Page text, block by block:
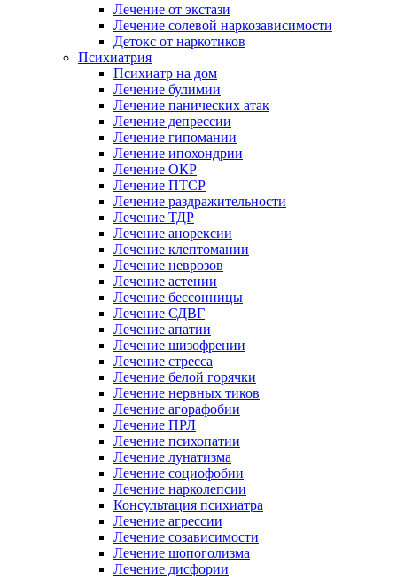
Лечение от экстази
Лечение солевой наркозависимости
Детокс от наркотиков
Психиатрия
Психиатр на дом
Лечение булимии
Лечение панических атак
Лечение депрессии
Лечение гипомании
Лечение ипохондрии
Лечение ОКР
Лечение ПТСР
Лечение раздражительности
Лечение ТДР
Лечение анорексии
Лечение клептомании
Лечение неврозов
Лечение астении
Лечение бессонницы
Лечение СДВГ
Лечение апатии
Лечение шизофрении
Лечение стресса
Лечение белой горячки
Лечение нервных тиков
Лечение агорафобии
Лечение ПРЛ
Лечение психопатии
Лечение лунатизма
Лечение социофобии
Лечение нарколепсии
Консультация психиатра
Лечение агрессии
Лечение созависимости
Лечение шопоголизма
Лечение дисфории